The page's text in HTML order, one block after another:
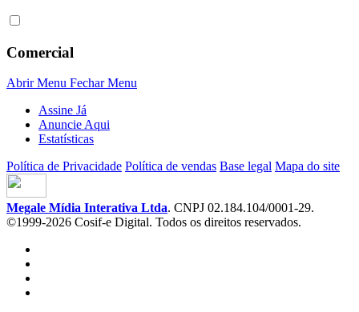
Comercial
Abrir Menu Fechar Menu
Assine Já
Anuncie Aqui
Estatísticas
Política de Privacidade Política de vendas Base legal Mapa do site
Megale Mídia Interativa Ltda. CNPJ 02.184.104/0001-29.
©1999-2026 Cosif-e Digital. Todos os direitos reservados.